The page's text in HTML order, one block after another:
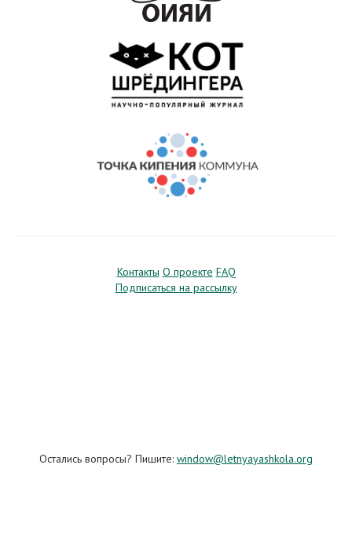
Контакты О проекте FAQ
Подписаться на рассылку
Остались вопросы? Пишите: window@letnyayashkola.org